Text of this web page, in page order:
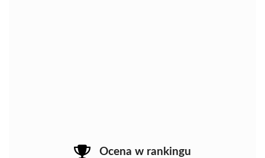
Ocena w rankingu